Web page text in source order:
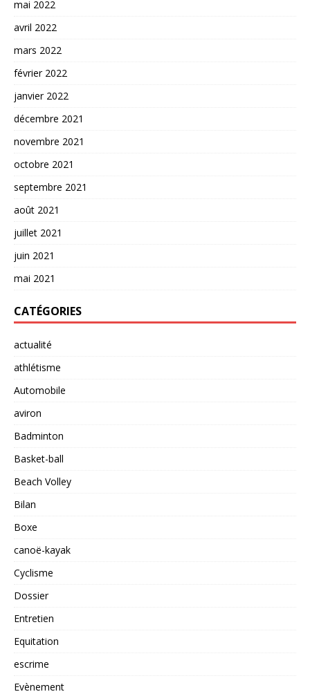
mai 2022
avril 2022
mars 2022
février 2022
janvier 2022
décembre 2021
novembre 2021
octobre 2021
septembre 2021
août 2021
juillet 2021
juin 2021
mai 2021
CATÉGORIES
actualité
athlétisme
Automobile
aviron
Badminton
Basket-ball
Beach Volley
Bilan
Boxe
canoë-kayak
Cyclisme
Dossier
Entretien
Equitation
escrime
Evènement